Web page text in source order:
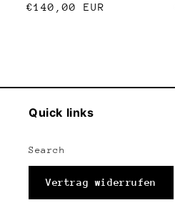
Normaler
€140,00 EUR
Quick links
Search
Vertrag widerrufen